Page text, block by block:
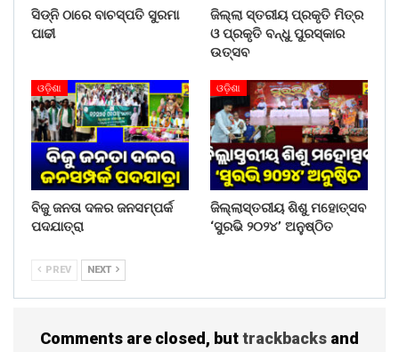
ସିଡ୍‌ନି ଠାରେ ବାଚସ୍ପତି ସୁରମା
ପାଢୀ
ଜିଲ୍ଲା ସ୍ତରୀୟ ପ୍ରକୃତି ମିତ୍ର
ଓ ପ୍ରକୃତି ବନ୍ଧୁ ପୁରସ୍କାର
ଉତ୍ସବ
ଓଡ଼ିଶା
ବିଜୁ ଜନତା ଦଳର ଜନସମ୍ପର୍କ
ପଦଯାତ୍ରା
ଓଡ଼ିଶା
ଜିଲ୍ଲାସ୍ତରୀୟ ଶିଶୁ ମହୋତ୍ସବ
‘ସୁରଭି ୨୦୨୪’ ଅନୁଷ୍ଠିତ
PREV NEXT
Comments are closed, buttrackbacks and